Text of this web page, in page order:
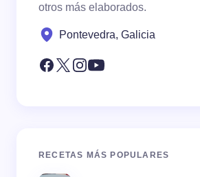
otros más elaborados.
Pontevedra, Galicia
RECETAS MÁS POPULARES